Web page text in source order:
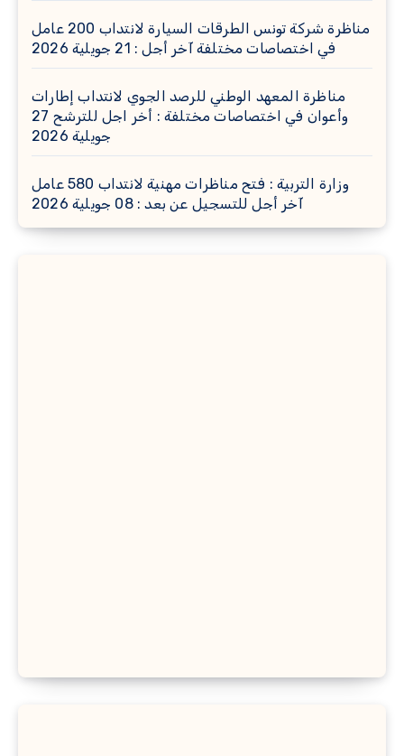
مناظرة شركة تونس الطرقات السيارة لانتداب 200 عامل
في اختصاصات مختلفة آخر أجل : 21 جويلية 2026
مناظرة المعهد الوطني للرصد الجوي لانتداب إطارات
وأعوان في اختصاصات مختلفة : أخر اجل للترشح 27
جويلية 2026
وزارة التربية : فتح مناظرات مهنية لانتداب 580 عامل
آخر أجل للتسجيل عن بعد : 08 جويلية 2026